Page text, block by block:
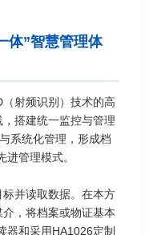
体”智慧管理体
射频识别）技术的高
搭建统一监控与管理
系统化管理，形成档
进管理模式。
并读取数据。在本方
，将档案或物证基本
器和采用HA1026定制